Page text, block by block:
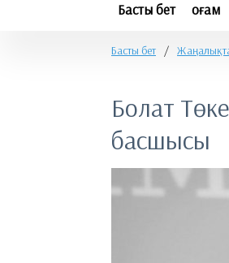
Басты бет Қоғам
Басты бет /
Болат
басшысы